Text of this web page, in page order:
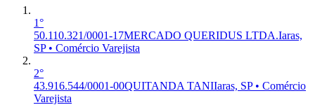
1°
50.110.321/0001-17MERCADO QUERIDUS LTDA.Iaras,
SP • Comércio Varejista
2°
43.916.544/0001-00QUITANDA TANIIaras, SP • Comércio
Varejista